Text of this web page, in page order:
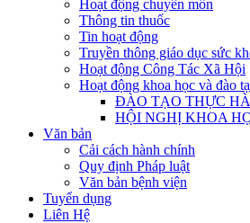
Hoạt động chuyên môn
Thông tin thuốc
Tin hoạt động
Truyền thông giáo dục sức
Hoạt động Công Tác Xã Hội
Hoạt động khoa học và đào
ĐÀO TẠO THỰC
HỘI NGHỊ KHOA
Văn bản
Cải cách hành chính
Quy định Pháp luật
Văn bản bệnh viện
Tuyển dụng
Liên Hệ